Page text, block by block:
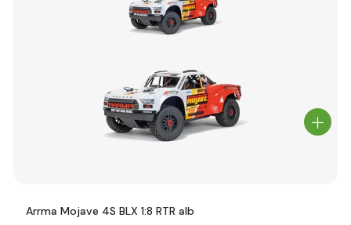
Arrma Mojave 4S BLX 1:8 RTR alb